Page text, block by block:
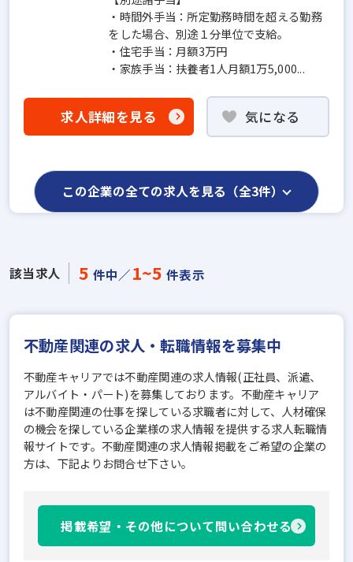
・時間外手当：所定勤務時間を超える勤務
をした場合、別途１分単位で支給。
・住宅手当：月額3万円
・家族手当：扶養者1人月額1万5,000...
求人詳細を見る 気になる
この企業の全ての求人を見る（全3件）
該当求人 5 件中／1~5 件表示
不動産関連の求人・転職情報を募集中
不動産キャリアでは不動産関連の求人情報(正社員、派遣、
アルバイト・パート)を募集しております。不動産キャリア
は不動産関連の仕事を探している求職者に対して、人材確保
の機会を探している企業様の求人情報を提供する求人転職情
報サイトです。不動産関連の求人情報掲載をご希望の企業の
方は、下記よりお問合せ下さい。
掲載希望・その他について問い合わせる